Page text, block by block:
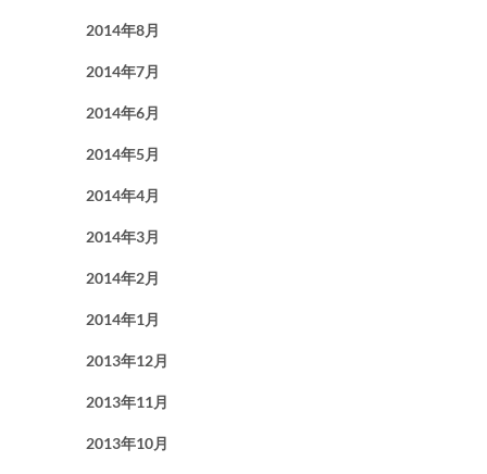
2014年8月
2014年7月
2014年6月
2014年5月
2014年4月
2014年3月
2014年2月
2014年1月
2013年12月
2013年11月
2013年10月